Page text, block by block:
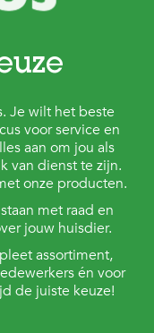
Je wilt het beste
voor service en
aan om jou als
van dienst te zijn.
onze producten.
met raad en
jouw huisdier.
assortiment,
én voor
de juiste keuze!